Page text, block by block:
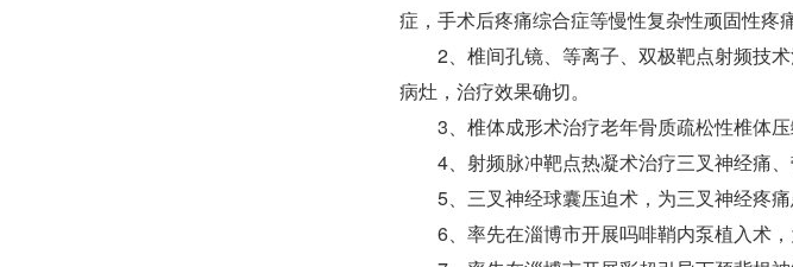
症，手术后疼痛综合症等慢性复杂性顽固性疼
2、椎间孔镜、等离子、双极靶点射频技
病灶，治疗效果确切。
3、椎体成形术治疗老年骨质疏松性椎体压
4、射频脉冲靶点热凝术治疗三叉神经痛
5、三叉神经球囊压迫术，为三叉神经疼
6、率先在淄博市开展吗啡鞘内泵植入术